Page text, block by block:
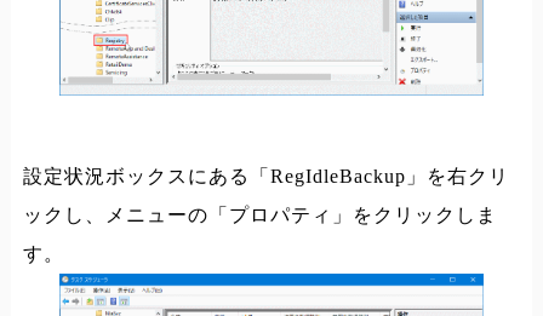
設定状況ボックスにある「RegIdleBackup」を右クリ
ックし、メニューの「プロパティ」をクリックしま
す。